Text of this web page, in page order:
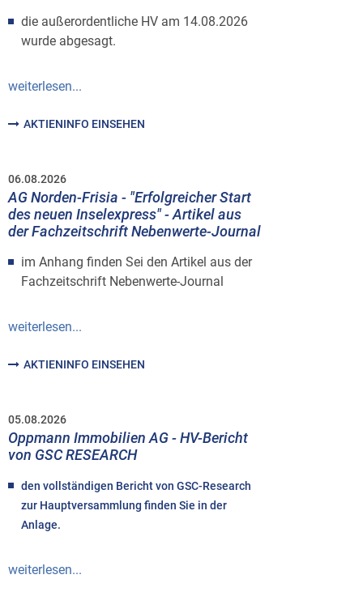
die außerordentliche HV am 14.08.2026
wurde abgesagt.
weiterlesen...
AKTIENINFO EINSEHEN
06.08.2026
AG Norden-Frisia - "Erfolgreicher Start
des neuen Inselexpress" - Artikel aus
der Fachzeitschrift Nebenwerte-Journal
im Anhang finden Sei den Artikel aus der
Fachzeitschrift Nebenwerte-Journal
weiterlesen...
AKTIENINFO EINSEHEN
05.08.2026
Oppmann Immobilien AG - HV-Bericht
von GSC RESEARCH
den vollständigen Bericht von GSC-Research
zur Hauptversammlung finden Sie in der
Anlage.
weiterlesen...